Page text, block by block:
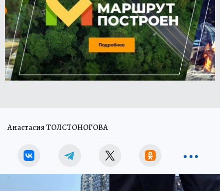
Анастасия ТОЛСТОНОГОВА